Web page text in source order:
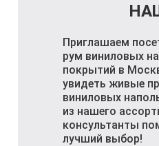
Приглашаем
рум виниловых
покрытий в
увидеть живые
виниловых
из нашего
консультанты
лучший выбор!